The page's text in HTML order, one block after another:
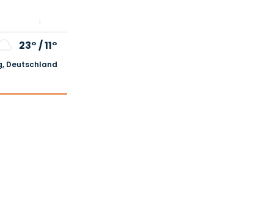
23°/11°
Deutschland